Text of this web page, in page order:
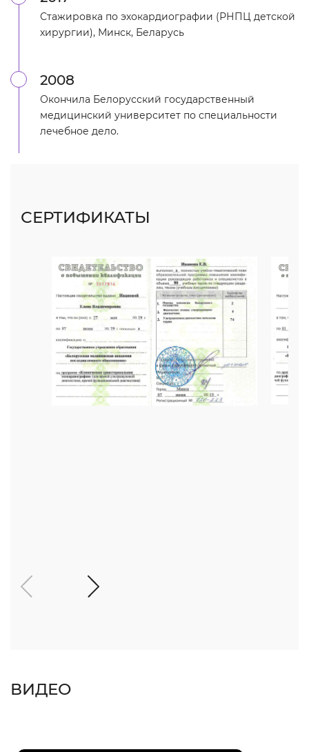
Стажировка по эхокардиографии (РНПЦ детской
хирургии), Минск, Беларусь
2008
Окончила Белорусский государственный
медицинский университет по специальности
лечебное дело.
СЕРТИФИКАТЫ
ВИДЕО